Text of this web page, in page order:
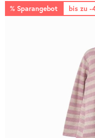
bis zu -
% Sparangebot